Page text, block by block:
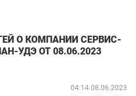
О КОМПАНИИ СЕРВИС-
УДЭ ОТ 08.06.2023
04:14 08.06.2023